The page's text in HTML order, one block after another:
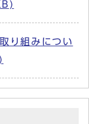
り組みについ